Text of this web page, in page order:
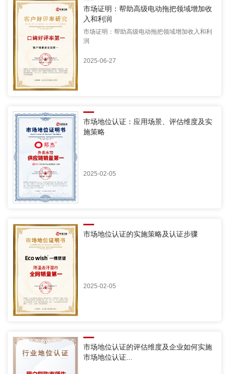
市场证明：帮助高级电动拖把领域增加收
入和利润
市场证明：帮助高级电动拖把领域增加收入和利
润
2025-06-27
市场地位认证：应用场景、评估维度及实
施策略
2025-02-05
市场地位认证的实施策略及认证步骤
2025-02-05
市场地位认证的评估维度及企业如何实施
市场地位认证...